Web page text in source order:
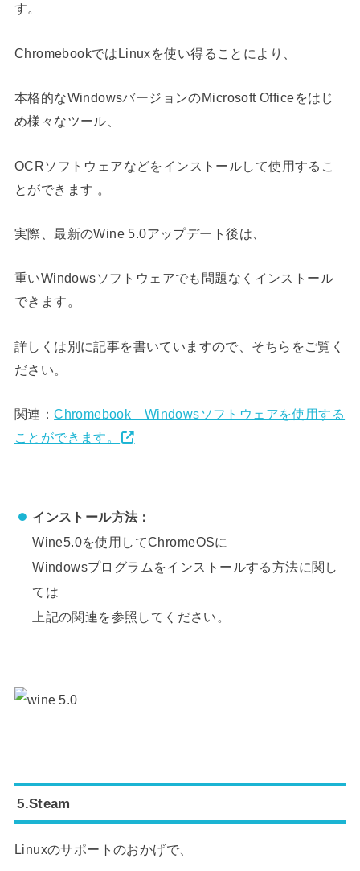
す。
ChromebookではLinuxを使い得ることにより、
本格的なWindowsバージョンのMicrosoft Officeをはじ
め様々なツール、
OCRソフトウェアなどをインストールして使用するこ
とができます 。
実際、最新のWine 5.0アップデート後は、
重いWindowsソフトウェアでも問題なくインストール
できます。
詳しくは別に記事を書いていますので、そちらをご覧く
ださい。
関連：Chromebook Windowsソフトウェアを使用する
ことができます。
インストール方法：
Wine5.0を使用してChromeOSに
Windowsプログラムをインストールする方法に関し
ては
上記の関連を参照してください。
5.Steam
Linuxのサポートのおかげで、